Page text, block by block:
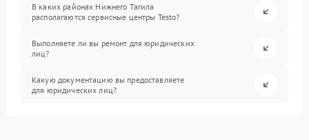
В каких районах Нижнего Тагила
располагаются сервисные центры Testo?
Выполняете ли вы ремонт для юридических
лиц?
Какую документацию вы предоставляете
для юридических лиц?